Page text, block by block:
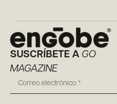
SUSCRÍBETE A GO
MAGAZINE